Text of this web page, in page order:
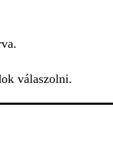
válaszolni.